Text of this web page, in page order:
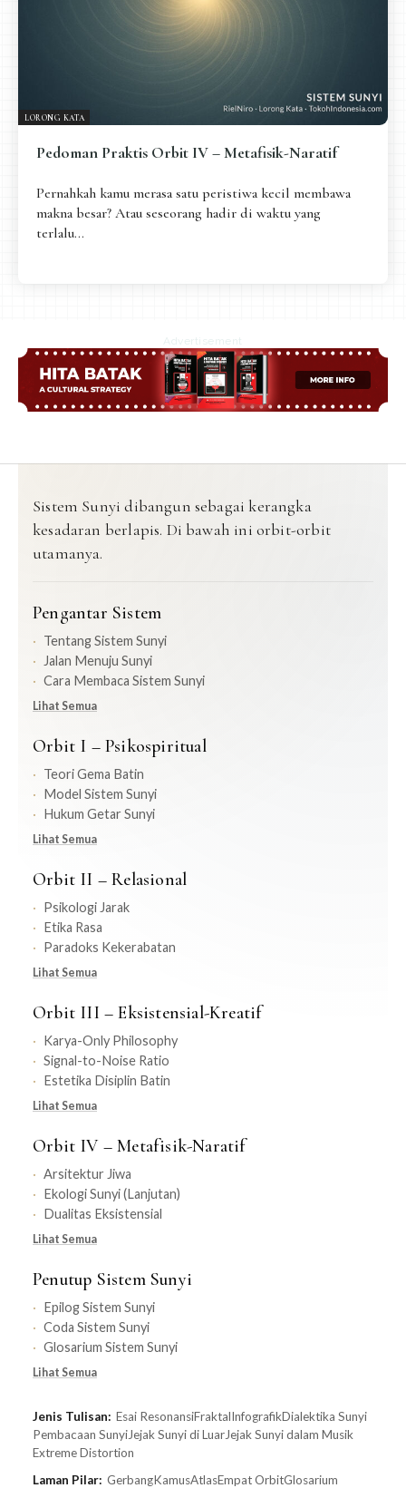
LORONG KATA
Pedoman Praktis Orbit IV – Metafisik-Naratif
Pernahkah kamu merasa satu peristiwa kecil membawa
makna besar? Atau seseorang hadir di waktu yang
terlalu...
Advertisement
Sistem Sunyi dibangun sebagai kerangka
kesadaran berlapis. Di bawah ini orbit-orbit
utamanya.
Pengantar Sistem
Tentang Sistem Sunyi
Jalan Menuju Sunyi
Cara Membaca Sistem Sunyi
Lihat Semua
Orbit I – Psikospiritual
Teori Gema Batin
Model Sistem Sunyi
Hukum Getar Sunyi
Lihat Semua
Orbit II – Relasional
Psikologi Jarak
Etika Rasa
Paradoks Kekerabatan
Lihat Semua
Orbit III – Eksistensial-Kreatif
Karya-Only Philosophy
Signal-to-Noise Ratio
Estetika Disiplin Batin
Lihat Semua
Orbit IV – Metafisik-Naratif
Arsitektur Jiwa
Ekologi Sunyi (Lanjutan)
Dualitas Eksistensial
Lihat Semua
Penutup Sistem Sunyi
Epilog Sistem Sunyi
Coda Sistem Sunyi
Glosarium Sistem Sunyi
Lihat Semua
Jenis Tulisan: Esai ResonansiFraktalInfografikDialektika Sunyi
Pembacaan SunyiJejak Sunyi di LuarJejak Sunyi dalam Musik
Extreme Distortion
Laman Pilar: GerbangKamusAtlasEmpat OrbitGlosarium